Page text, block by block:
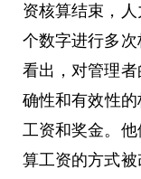
资核算结束，
个数字进行多
看出，对管理
确性和有效性
工资和奖金。
算工资的方式